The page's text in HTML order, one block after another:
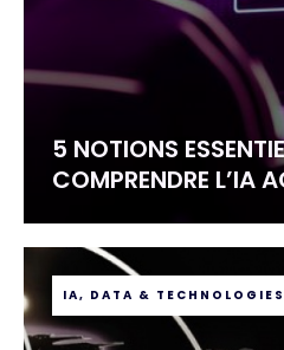
5 NOTIONS
COMPRENDRE L’IA
IA, DATA & TECHNOLOGIES